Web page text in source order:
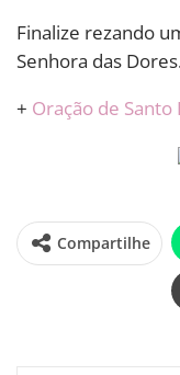
Finalize rezando
Senhora das
+ Oração de Santo
Compartilhe